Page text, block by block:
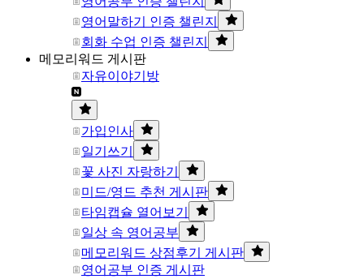
영어말하기 인증 챌린지
회화 수업 인증 챌린지
메모리워드 게시판
자유이야기방
가입인사
일기쓰기
꽃 사진 자랑하기
미드/영드 추천 게시판
타임캡슐 열어보기
일상 속 영어공부
메모리워드 상점후기 게시판
영어공부 인증 게시판